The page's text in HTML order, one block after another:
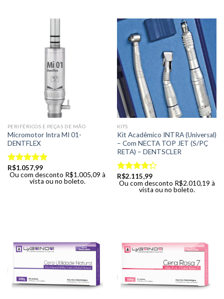
PERIFÉRICOS E PEÇAS DE MÃO
Micromotor Intra MI 01-
DENTFLEX
Avaliação
5.00de 5
R$1.057,99
Ou com desconto R$1.005,09 à
vista ou no boleto.
KITS
Kit Acadêmico INTRA (Universal)
– Com NECTA TOP JET (S/PÇ
RETA) – DENTSCLER
Avaliação
4.00de 5
R$2.115,99
Ou com desconto R$2.010,19 à
vista ou no boleto.